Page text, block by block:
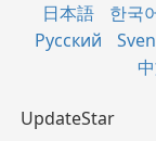
日本語
한국
Русский
UpdateStar